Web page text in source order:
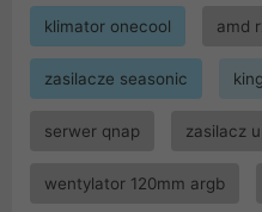
klimator onecool amd
zasilacze seasonic
serwer qnap zasilacz
wentylator 120mm argb